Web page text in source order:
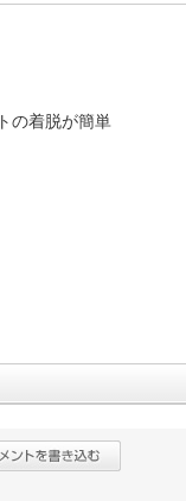
の着脱が簡単